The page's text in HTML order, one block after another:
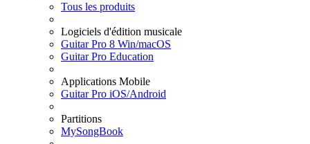
Tous les produits
Logiciels d'édition musicale
Guitar Pro 8 Win/macOS
Guitar Pro Education
Applications Mobile
Guitar Pro iOS/Android
Partitions
MySongBook